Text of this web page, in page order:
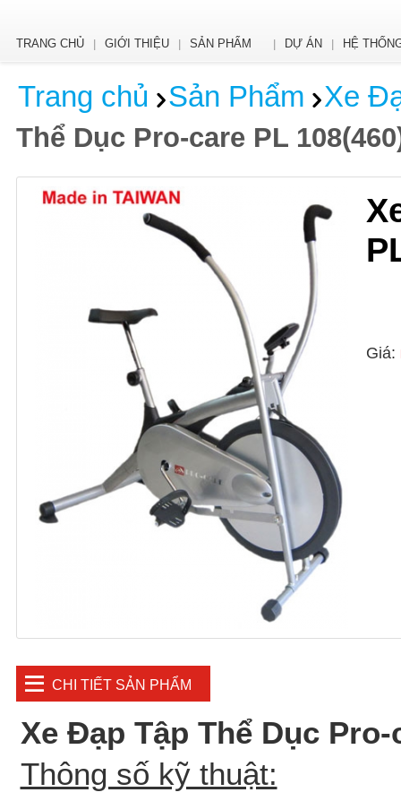
TRANG CHỦ GIỚI THIỆU SẢN PHẨM DỰ ÁN HỆ
Trang chủ Sản Phẩm Xe
Thể Dục Pro-care PL
Giá:
CHI TIẾT SẢN PHẨM
Xe Đạp Tập Thể Dục Pro-
Thông số kỹ thuật: